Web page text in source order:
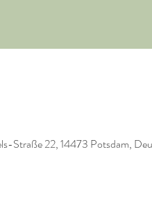
Straße 22, 14473 Potsdam,